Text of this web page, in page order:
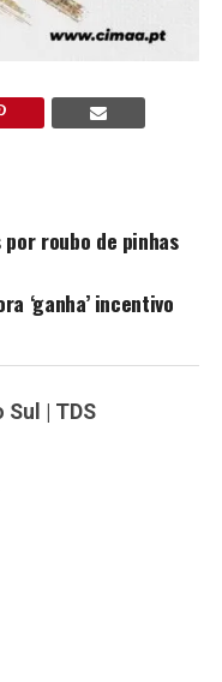
por roubo de pinhas
‘ganha’ incentivo
Sul | TDS